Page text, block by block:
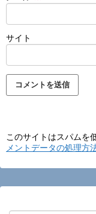
サイト
このサイトはスパムを
メントデータの処理方